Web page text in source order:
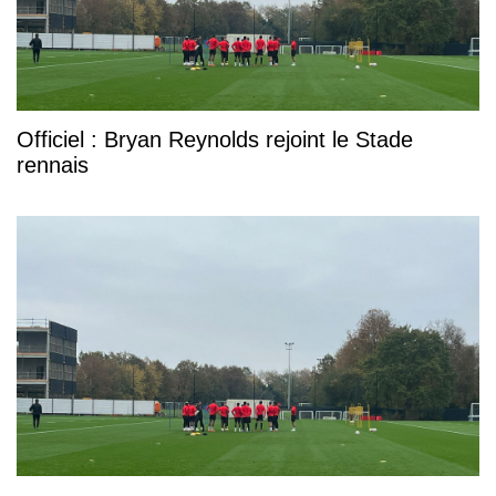
Officiel : Bryan Reynolds rejoint le Stade
rennais